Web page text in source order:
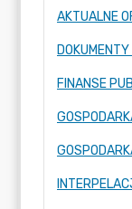
AKTUALNE
FINANSE